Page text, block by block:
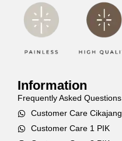
Information
Frequently Asked Questions
Customer Care Cikajang
Customer Care 1 PIK